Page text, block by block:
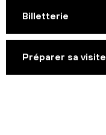
Billetterie
Préparer sa visite